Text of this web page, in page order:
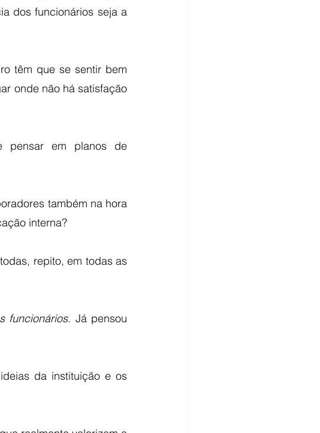
dos funcionários seja a
têm que se sentir bem
onde não há satisfação
pensar em planos de
também na hora
interna?
repito, em todas as
funcionários. Já pensou
da instituição e os